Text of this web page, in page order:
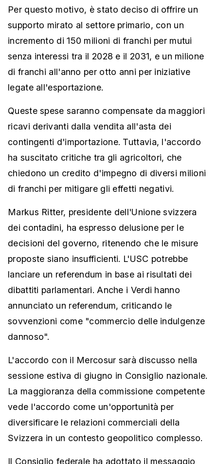
Per questo motivo, è stato deciso di offrire un
supporto mirato al settore primario, con un
incremento di 150 milioni di franchi per mutui
senza interessi tra il 2028 e il 2031, e un milione
di franchi all'anno per otto anni per iniziative
legate all'esportazione.
Queste spese saranno compensate da maggiori
ricavi derivanti dalla vendita all'asta dei
contingenti d'importazione. Tuttavia, l'accordo
ha suscitato critiche tra gli agricoltori, che
chiedono un credito d'impegno di diversi milioni
di franchi per mitigare gli effetti negativi.
Markus Ritter, presidente dell'Unione svizzera
dei contadini, ha espresso delusione per le
decisioni del governo, ritenendo che le misure
proposte siano insufficienti. L'USC potrebbe
lanciare un referendum in base ai risultati dei
dibattiti parlamentari. Anche i Verdi hanno
annunciato un referendum, criticando le
sovvenzioni come "commercio delle indulgenze
dannoso".
L'accordo con il Mercosur sarà discusso nella
sessione estiva di giugno in Consiglio nazionale.
La maggioranza della commissione competente
vede l'accordo come un'opportunità per
diversificare le relazioni commerciali della
Svizzera in un contesto geopolitico complesso.
Il Consiglio federale ha adottato il messaggio